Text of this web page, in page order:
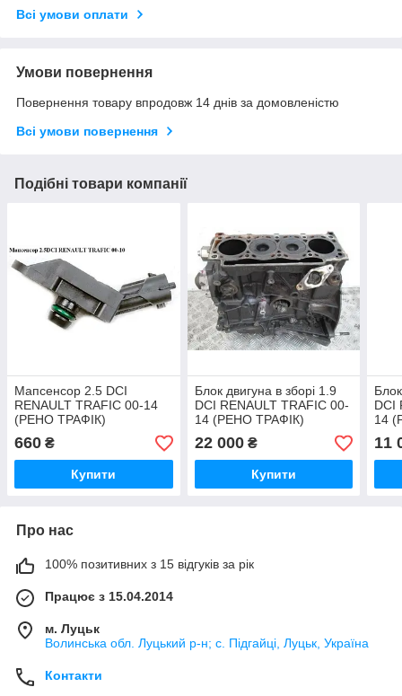
Всі умови оплати
Умови повернення
Повернення товару впродовж 14 днів за домовленістю
Всі умови повернення
Подібні товари компанії
Мапсенсор 2.5 DCI
RENAULT TRAFIC 00-14
(РЕНО ТРАФІК)
660 ₴
Купити
Блок двигуна в зборі 1.9
DCI RENAULT TRAFIC 00-
14 (РЕНО ТРАФІК)
22 000₴
Купити
DCI
14
11
Про нас
100% позитивних з 15 відгуків за рік
Працює з 15.04.2014
м. Луцьк
Волинська обл. Луцький р-н; с. Підгайці, Луцьк, Україна
Контакти